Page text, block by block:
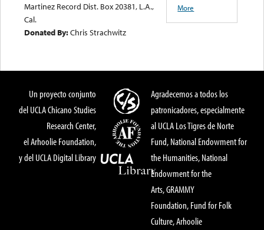
Martinez Record Dist. Box 20381, L.A.,
Cal.
Donated By:Chris Strachwitz
More
Un proyecto conjunto
del UCLA Chicano Studies
Research Center,
el Arhoolie Foundation,
y del UCLA Digital Library
Agradecemos a todos los
patronicadores, especialmente
al UCLA Los Tigres de Norte
Fund, National Endowment for
the Humanities, National
Endowment for the
Arts, GRAMMY
Foundation, Fund for Folk
Culture, Arhoolie